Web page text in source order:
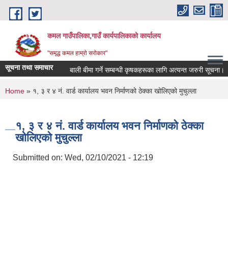
Skip to main content
कमल गाउँपालिका,गाउँ कार्यपालिकाको कार्यालय
"समृद्ध कमल हाम्रो सरोकार"
सूचना तथा समाचार बाली बीमा गर्ने सम्बन्धी कृषकहरूका लागि अत्यन्त जरुरी सूचना।
You are here
Home » १, ३ र ४ नं. वार्ड कार्यालय भवन निर्माणको ठेक्का खोलिएको मुचुल्ला
१, ३ र ४ नं. वार्ड कार्यालय भवन निर्माणको ठेक्का
खोलिएको मुचुल्ला
Submitted on: Wed, 02/10/2021 - 12:19